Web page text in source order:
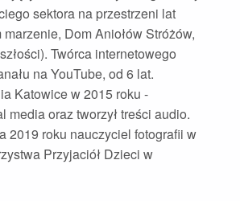
sektora na przestrzeni lat
Dom Aniołów Stróżów,
Twórca internetowego
na YouTube, od 6 lat.
Katowice w 2015 roku -
media oraz tworzył treści audio.
2019 roku nauczyciel fotografii w
Przyjaciół Dzieci w